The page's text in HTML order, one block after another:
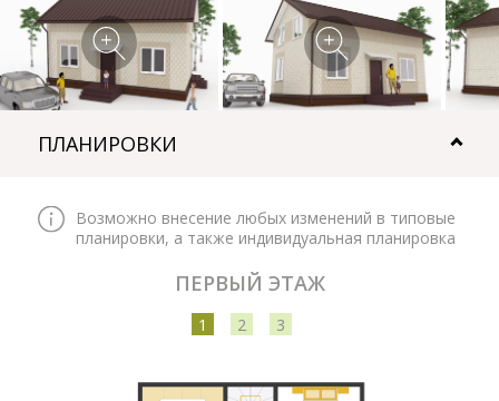
ПЛАНИРОВКИ
Возможно внесение любых изменений в типовые
планировки, а также индивидуальная планировка
ПЕРВЫЙ ЭТАЖ
1 2 3